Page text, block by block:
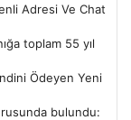
Adresi Ve Chat
toplam 55 yıl
Ödeyen Yeni
bulundu: